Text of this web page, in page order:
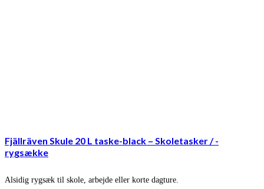
Fjällräven Skule 20 L taske-black – Skoletasker / -
rygsække
Alsidig rygsæk til skole, arbejde eller korte dagture.